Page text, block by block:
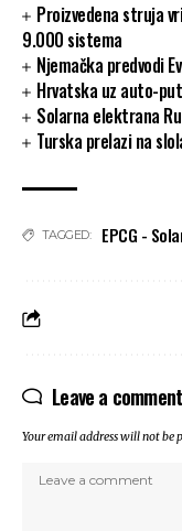
Proizvedena struja
9.000 sistema
Njemačka predvodi
Hrvatska uz auto-
Solarna elektrana
Turska prelazi na
TAGGED: EPCG -
Leave a comment
Your email address will not be